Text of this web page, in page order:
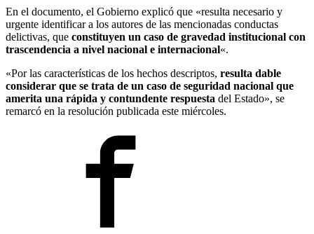
En el documento, el Gobierno explicó que «resulta necesario y
urgente identificar a los autores de las mencionadas conductas
delictivas, que constituyen un caso de gravedad institucional con
trascendencia a nivel nacional e internacional«.
«Por las características de los hechos descriptos, resulta dable
considerar que se trata de un caso de seguridad nacional que
amerita una rápida y contundente respuesta del Estado», se
remarcó en la resolución publicada este miércoles.